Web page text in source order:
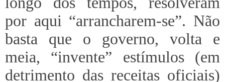
por aqui “arrancharem-se”. Não
basta que o governo, volta e
meia, “invente” estímulos (em
detrimento das receitas oficiais)